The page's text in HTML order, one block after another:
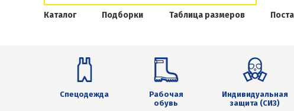
Каталог Подборки Таблица размеров
Спецодежда
Рабочая
обувь
Индивидуальная
защита (СИЗ)